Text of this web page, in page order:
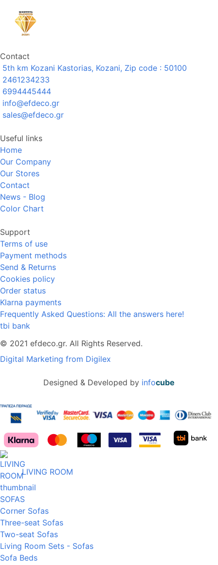
Contact
5th km Kozani Kastorias, Kozani, Zip code : 50100
2461234233
6994445444
info@efdeco.gr
sales@efdeco.gr
Useful links
Home
Our Company
Our Stores
Contact
News - Blog
Color Chart
Support
Terms of use
Payment methods
Send & Returns
Cookies policy
Order status
Klarna payments
Frequently Asked Questions: All the answers here!
tbi bank
© 2021 efdeco.gr. All Rights Reserved.
Digital Marketing from Digilex
Designed & Developed by infocube
LIVING ROOM
SOFAS
Corner Sofas
Three-seat Sofas
Two-seat Sofas
Living Room Sets - Sofas
Sofa Beds